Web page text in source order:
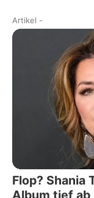
Artikel -
Flop? Shania
Album tief ab